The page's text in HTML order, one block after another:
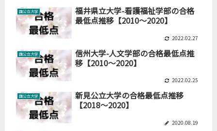
国公立大学
福井県立大学-看護福祉学部の合格
最低点推移【2010～2020】
2022.02.27
国公立大学
信州大学-人文学部の合格最低点推
移【2010～2020】
2022.02.25
国公立大学
新見公立大学の合格最低点推移
【2018～2020】
2020.08.19